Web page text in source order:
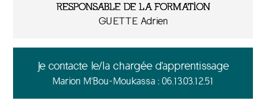
RESPONSABLE DE LA FORMATION
GUETTE Adrien
Je contacte le/la chargée d'apprentissage
Marion M'Bou-Moukassa : 06.13.03.12.51